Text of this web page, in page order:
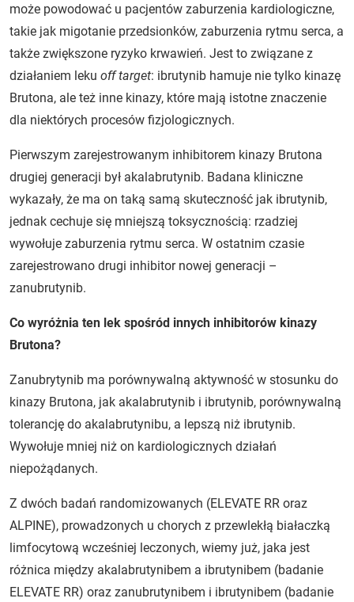
może powodować u pacjentów zaburzenia kardiologiczne,
takie jak migotanie przedsionków, zaburzenia rytmu serca, a
także zwiększone ryzyko krwawień. Jest to związane z
działaniem leku off target: ibrutynib hamuje nie tylko kinazę
Brutona, ale też inne kinazy, które mają istotne znaczenie
dla niektórych procesów fizjologicznych.
Pierwszym zarejestrowanym inhibitorem kinazy Brutona
drugiej generacji był akalabrutynib. Badana kliniczne
wykazały, że ma on taką samą skuteczność jak ibrutynib,
jednak cechuje się mniejszą toksycznością: rzadziej
wywołuje zaburzenia rytmu serca. W ostatnim czasie
zarejestrowano drugi inhibitor nowej generacji –
zanubrutynib.
Co wyróżnia ten lek spośród innych inhibitorów kinazy
Brutona?
Zanubrytynib ma porównywalną aktywność w stosunku do
kinazy Brutona, jak akalabrutynib i ibrutynib, porównywalną
tolerancję do akalabrutynibu, a lepszą niż ibrutynib.
Wywołuje mniej niż on kardiologicznych działań
niepożądanych.
Z dwóch badań randomizowanych (ELEVATE RR oraz
ALPINE), prowadzonych u chorych z przewlekłą białaczką
limfocytową wcześniej leczonych, wiemy już, jaka jest
różnica między akalabrutynibem a ibrutynibem (badanie
ELEVATE RR) oraz zanubrutynibem i ibrutynibem (badanie